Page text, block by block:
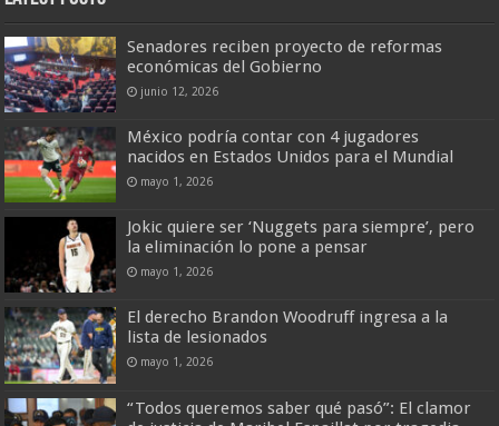
Senadores reciben proyecto de reformas
económicas del Gobierno
junio 12, 2026
México podría contar con 4 jugadores
nacidos en Estados Unidos para el Mundial
mayo 1, 2026
Jokic quiere ser ‘Nuggets para siempre’, pero
la eliminación lo pone a pensar
mayo 1, 2026
El derecho Brandon Woodruff ingresa a la
lista de lesionados
mayo 1, 2026
“Todos queremos saber qué pasó”: El clamor